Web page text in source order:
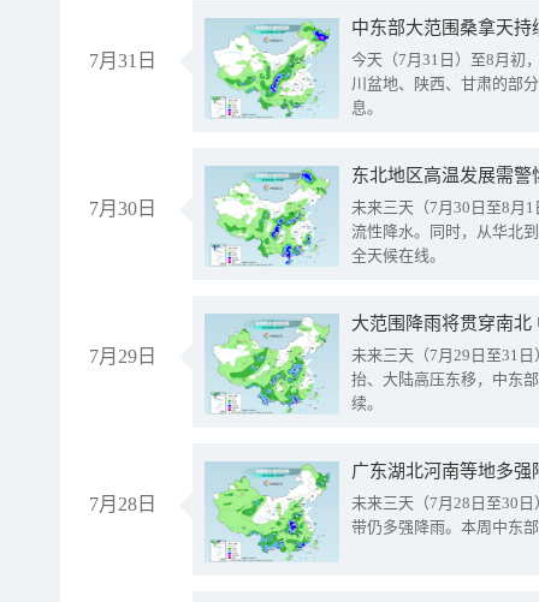
7月31日
中东部大范围桑拿天
今天（7月31日）至8月初
川盆地、陕西、甘肃的部
息。
7月30日
东北地区高温发展需
未来三天（7月30日至8月
流性降水。同时，从华北
全天候在线。
7月29日
大范围降雨将贯穿南
未来三天（7月29日至31
抬、大陆高压东移，中东
续。
7月28日
广东湖北河南等地多
未来三天（7月28日至30
带仍多强降雨。本周中东